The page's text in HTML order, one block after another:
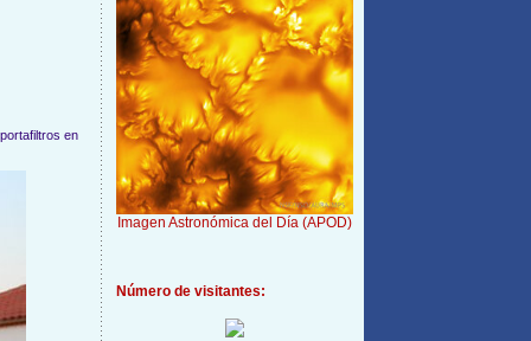
en
Imagen Astronómica del Día (APOD)
Número de visitantes: